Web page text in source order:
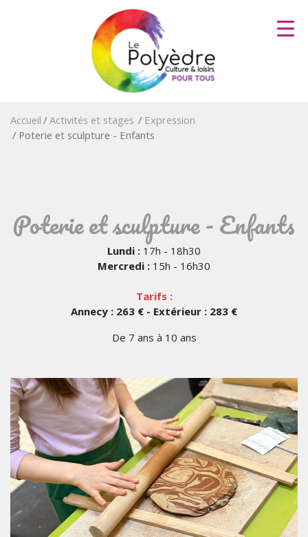
au
contenu
principal
Accueil Activités et stages
Expression
Poterie et sculpture - Enfants
Poterie et sculpture - Enfants
Lundi : 17h - 18h30
Mercredi : 15h - 16h30
Tarifs :
Annecy : 263 € - Extérieur : 283 €
De 7 ans à 10 ans